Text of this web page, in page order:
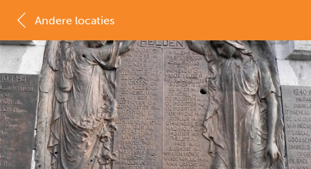
Andere locaties
MAP LIJST